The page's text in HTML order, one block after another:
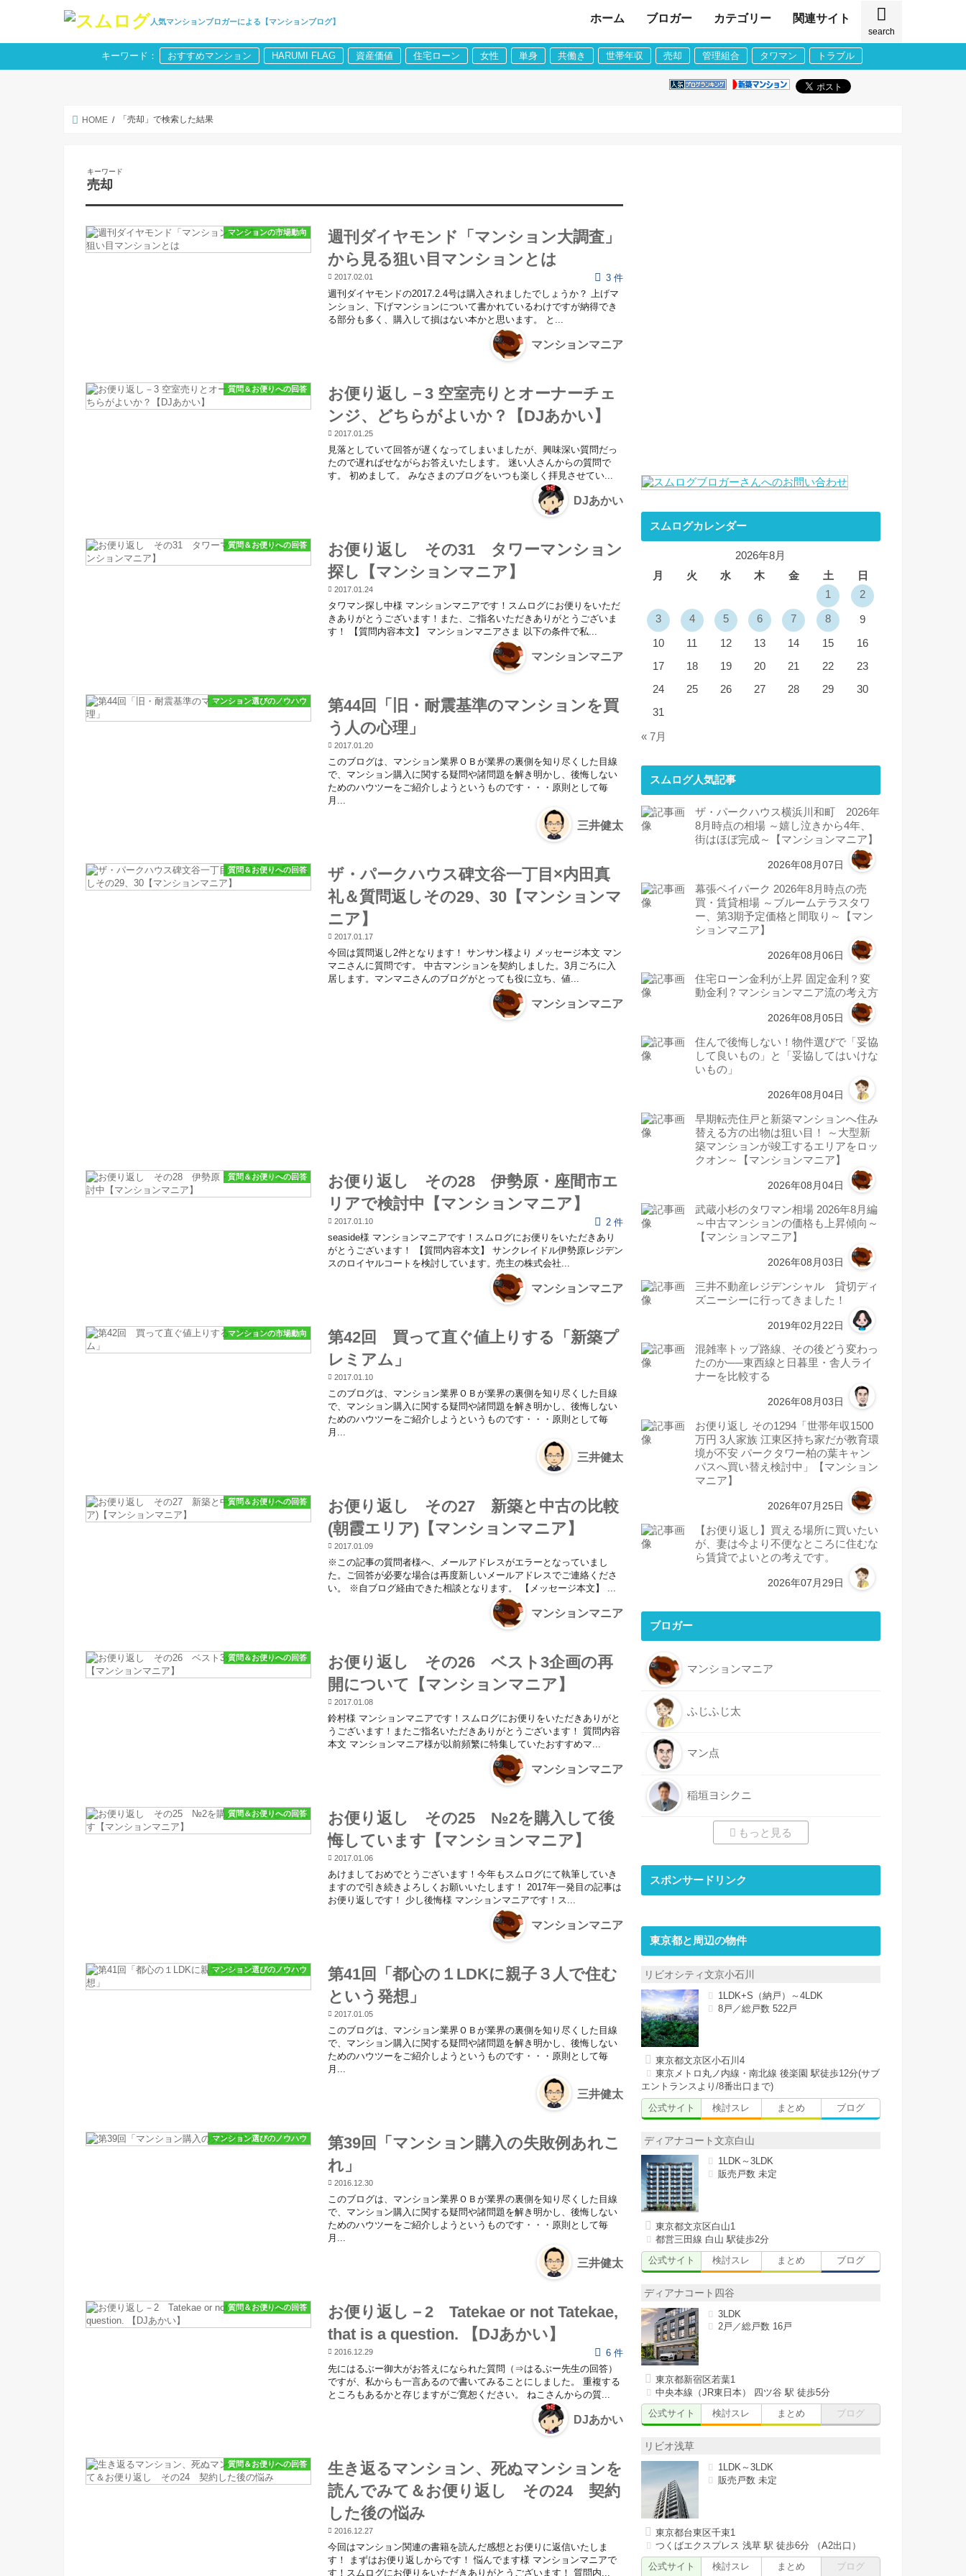
人気マンションブロガーによる【マンションブログ】
search
ホーム ブロガー カテゴリー 関連サイト
キーワード： おすすめマンション HARUMI FLAG 資産価値 住宅ローン 女性 単身 共働き 世帯年収 売却 管理組合 タワマン トラブル
HOME 「売却」で検索した結果
キーワード
売却
マンションの市場動向
週刊ダイヤモンド「マンション大調査」
から見る狙い目マンションとは
2017.02.01
3 件
週刊ダイヤモンドの2017.2.4号は購入されましたでしょうか？ 上げマ
ンション、下げマンションについて書かれているわけですが納得でき
る部分も多く、購入して損はない本かと思います。 と...
マンションマニア
質問＆お便りへの回答
お便り返し－3 空室売りとオーナーチェ
ンジ、どちらがよいか？【DJあかい】
2017.01.25
見落としていて回答が遅くなってしまいましたが、興味深い質問だっ
たので遅ればせながらお答えいたします。 迷い人さんからの質問で
す。 初めまして。 みなさまのブログをいつも楽しく拝見させてい...
DJあかい
質問＆お便りへの回答
お便り返し その31 タワーマンション
探し【マンションマニア】
2017.01.24
タワマン探し中様 マンションマニアです！スムログにお便りをいただ
きありがとうございます！また、ご指名いただきありがとうございま
す！ 【質問内容本文】 マンションマニアさま 以下の条件で私...
マンションマニア
マンション選びのノウハウ
第44回「旧・耐震基準のマンションを買
う人の心理」
2017.01.20
このブログは、マンション業界ＯＢが業界の裏側を知り尽くした目線
で、マンション購入に関する疑問や諸問題を解き明かし、後悔しない
ためのハウツーをご紹介しようというものです・・・原則として毎
月...
三井健太
質問＆お便りへの回答
ザ・パークハウス碑文谷一丁目×内田真
礼＆質問返しその29、30【マンションマ
ニア】
2017.01.17
今回は質問返し2件となります！ サンサン様より メッセージ本文 マン
マニさんに質問です。 中古マンションを契約しました。3月ごろに入
居します。マンマニさんのブログがとっても役に立ち、値...
マンションマニア
質問＆お便りへの回答
お便り返し その28 伊勢原・座間市エ
リアで検討中【マンションマニア】
2017.01.10
2 件
seaside様 マンションマニアです！スムログにお便りをいただきあり
がとうございます！ 【質問内容本文】 サンクレイドル伊勢原レジデン
スのロイヤルコートを検討しています。売主の株式会社...
マンションマニア
マンションの市場動向
第42回 買って直ぐ値上りする「新築プ
レミアム」
2017.01.10
このブログは、マンション業界ＯＢが業界の裏側を知り尽くした目線
で、マンション購入に関する疑問や諸問題を解き明かし、後悔しない
ためのハウツーをご紹介しようというものです・・・原則として毎
月...
三井健太
質問＆お便りへの回答
お便り返し その27 新築と中古の比較
(朝霞エリア)【マンションマニア】
2017.01.09
※この記事の質問者様へ、メールアドレスがエラーとなっていまし
た。ご回答が必要な場合は再度新しいメールアドレスでご連絡くださ
い。 ※自ブログ経由できた相談となります。 【メッセージ本文】 ...
マンションマニア
質問＆お便りへの回答
お便り返し その26 ベスト3企画の再
開について【マンションマニア】
2017.01.08
鈴村様 マンションマニアです！スムログにお便りをいただきありがと
うございます！またご指名いただきありがとうございます！ 質問内容
本文 マンションマニア様が以前頻繁に特集していたおすすめマ...
マンションマニア
質問＆お便りへの回答
お便り返し その25 №2を購入して後
悔しています【マンションマニア】
2017.01.06
あけましておめでとうございます！今年もスムログにて執筆していき
ますので引き続きよろしくお願いいたします！ 2017年一発目の記事は
お便り返しです！ 少し後悔様 マンションマニアです！ス...
マンションマニア
マンション選びのノウハウ
第41回「都心の１LDKに親子３人で住む
という発想」
2017.01.05
このブログは、マンション業界ＯＢが業界の裏側を知り尽くした目線
で、マンション購入に関する疑問や諸問題を解き明かし、後悔しない
ためのハウツーをご紹介しようというものです・・・原則として毎
月...
三井健太
マンション選びのノウハウ
第39回「マンション購入の失敗例あれこ
れ」
2016.12.30
このブログは、マンション業界ＯＢが業界の裏側を知り尽くした目線
で、マンション購入に関する疑問や諸問題を解き明かし、後悔しない
ためのハウツーをご紹介しようというものです・・・原則として毎
月...
三井健太
質問＆お便りへの回答
お便り返し－2 Tatekae or not Tatekae,
that is a question. 【DJあかい】
2016.12.29
6 件
先にはるぶー御大がお答えになられた質問（⇒はるぶー先生の回答）
ですが、私からも一言あるので書いてみることにしました。 重複する
ところもあるかと存じますがご寛恕ください。 ねこさんからの質...
DJあかい
質問＆お便りへの回答
生き返るマンション、死ぬマンションを
読んでみて＆お便り返し その24 契約
した後の悩み
2016.12.27
今回はマンション関連の書籍を読んだ感想とお便りに返信いたしま
す！ まずはお便り返しからです！ 悩んでます様 マンションマニアで
す！スムログにお便りをいただきありがとうございます！ 質問内...
スムログカレンダー
2026年8月
月
火 水 木 金 土
日
1
2
3 4 5 6 7 8 9
10 11 12 13 14 15
16
17
18 19 20 21 22
23
24
25 26 27 28 29
30
31
« 7月
スムログ人気記事
ザ・パークハウス横浜川和町 2026年
8月時点の相場 ～嬉し泣きから4年、
街はほぼ完成～【マンションマニア】
2026年08月07日
幕張ベイパーク 2026年8月時点の売
買・賃貸相場 ～ブルームテラスタワ
ー、第3期予定価格と間取り～【マン
ションマニア】
2026年08月06日
住宅ローン金利が上昇 固定金利？変
動金利？マンションマニア流の考え方
2026年08月05日
住んで後悔しない！物件選びで「妥協
して良いもの」と「妥協してはいけな
いもの」
2026年08月04日
早期転売住戸と新築マンションへ住み
替える方の出物は狙い目！ ～大型新
築マンションが竣工するエリアをロッ
クオン～【マンションマニア】
2026年08月04日
武蔵小杉のタワマン相場 2026年8月編
～中古マンションの価格も上昇傾向～
【マンションマニア】
2026年08月03日
三井不動産レジデンシャル 貸切ディ
ズニーシーに行ってきました！
2019年02月22日
混雑率トップ路線、その後どう変わっ
たのか──東西線と日暮里・舎人ライ
ナーを比較する
2026年08月03日
お便り返し その1294「世帯年収1500
万円 3人家族 江東区持ち家だが教育環
境が不安 パークタワー柏の葉キャン
パスへ買い替え検討中」【マンション
マニア】
2026年07月25日
【お便り返し】買える場所に買いたい
が、妻は今より不便なところに住むな
ら賃貸でよいとの考えです。
2026年07月29日
ブロガー
マンションマニア
ふじふじ太
マン点
稲垣ヨシクニ
もっと見る
スポンサードリンク
東京都と周辺の物件
リビオシティ文京小石川
1LDK+S（納戸）～4LDK
8戸／総戸数 522戸
東京都文京区小石川4
東京メトロ丸ノ内線・南北線 後楽園 駅徒歩12分(サブ
エントランスより/8番出口まで)
公式サイト
検討スレ まとめ ブログ
ディアナコート文京白山
1LDK～3LDK
販売戸数 未定
東京都文京区白山1
都営三田線 白山 駅徒歩2分
公式サイト
検討スレ まとめ ブログ
ディアナコート四谷
3LDK
2戸／総戸数 16戸
東京都新宿区若葉1
中央本線（JR東日本） 四ツ谷 駅 徒歩5分
公式サイト
検討スレ まとめ ブログ
リビオ浅草
1LDK～3LDK
販売戸数 未定
東京都台東区千束1
つくばエクスプレス 浅草 駅 徒歩6分 （A2出口）
公式サイト
検討スレ まとめ ブログ